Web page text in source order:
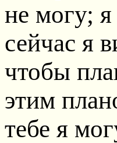
не могу; я
сейчас я
чтобы
этим
тебе я